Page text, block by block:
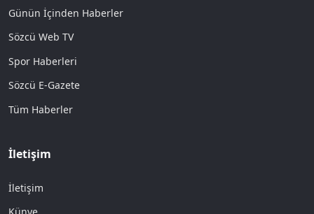
Günün İçinden Haberler
Sözcü Web TV
Spor Haberleri
Sözcü E-Gazete
Tüm Haberler
İletişim
İletişim